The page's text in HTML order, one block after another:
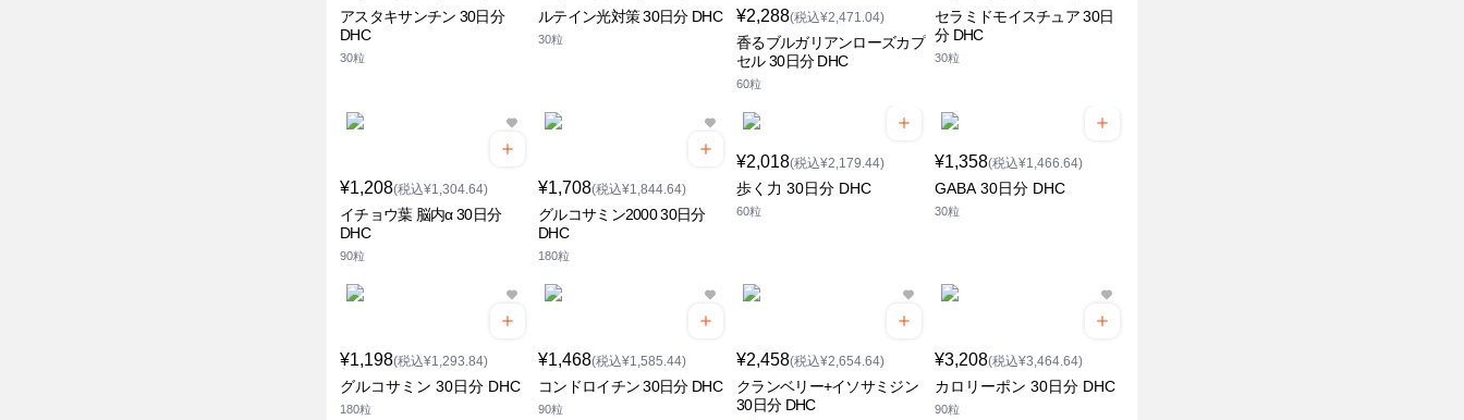
アスタキサンチン 30日分
DHC
30粒
ルテイン光対策 30日分 DHC
30粒
¥2,288(税込¥2,471.04)
香るブルガリアンローズカプ
セル 30日分 DHC
60粒
セラミドモイスチュア 30日
分 DHC
30粒
¥1,208(税込¥1,304.64)
イチョウ葉 脳内α 30日分
DHC
90粒
¥1,708(税込¥1,844.64)
グルコサミン2000 30日分
DHC
180粒
¥2,018(税込¥2,179.44)
歩く力 30日分 DHC
60粒
¥1,358(税込¥1,466.64)
GABA 30日分 DHC
30粒
¥1,198(税込¥1,293.84)
グルコサミン 30日分 DHC
180粒
¥1,468(税込¥1,585.44)
コンドロイチン 30日分 DHC
90粒
¥2,458(税込¥2,654.64)
クランベリー+イソサミジン
30日分 DHC
¥3,208(税込¥3,464.64)
カロリーポン 30日分 DHC
90粒